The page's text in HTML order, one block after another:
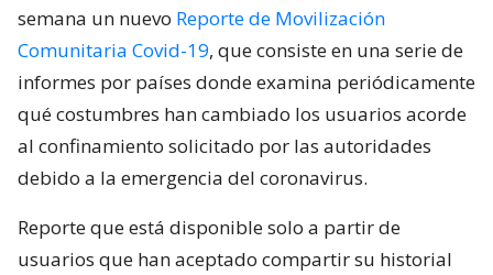
semana un nuevo Reporte de Movilización
Comunitaria Covid-19, que consiste en una serie de
informes por países donde examina periódicamente
qué costumbres han cambiado los usuarios acorde
al confinamiento solicitado por las autoridades
debido a la emergencia del coronavirus.
Reporte que está disponible solo a partir de
usuarios que han aceptado compartir su historial